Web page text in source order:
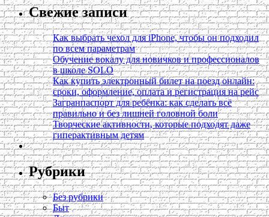
Свежие записи
Как выбрать чехол для iPhone, чтобы он подходил
по всем параметрам
Обучение вокалу для новичков и профессионалов
в школе SOLO
Как купить электронный билет на поезд онлайн:
сроки, оформление, оплата и регистрация на рейс
Загранпаспорт для ребёнка: как сделать всё
правильно и без лишней головной боли
Творческие активности, которые подходят даже
гиперактивным детям
Рубрики
Без рубрики
Быт